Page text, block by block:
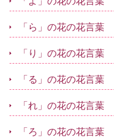
「ら」の花の花言葉
「り」の花の花言葉
「る」の花の花言葉
「れ」の花の花言葉
「ろ」の花の花言葉